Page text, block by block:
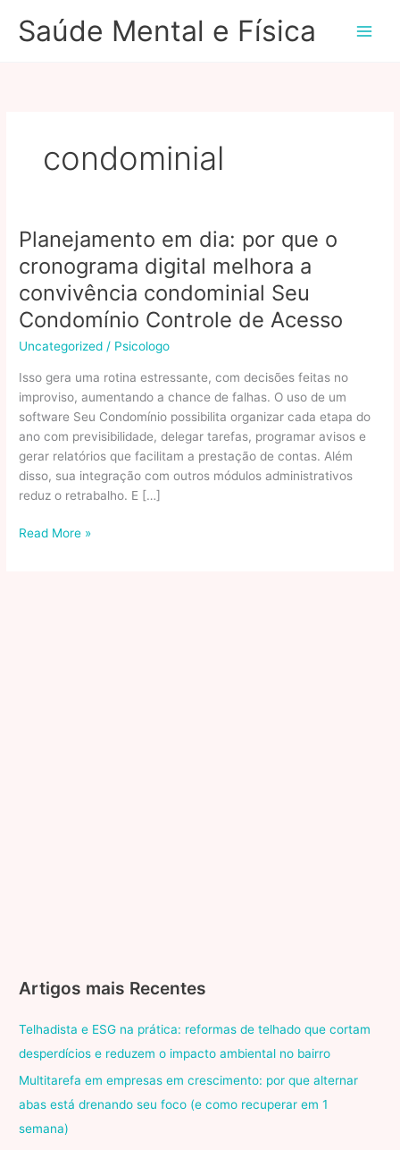
paraSaúde Mental e Física
condominial
Planejamento em dia: por que o
cronograma digital melhora a
convivência condominial Seu
Condomínio Controle de Acesso
Uncategorized / Psicologo
Isso gera uma rotina estressante, com decisões feitas no
improviso, aumentando a chance de falhas. O uso de um
software Seu Condomínio possibilita organizar cada etapa do
ano com previsibilidade, delegar tarefas, programar avisos e
gerar relatórios que facilitam a prestação de contas. Além
disso, sua integração com outros módulos administrativos
reduz o retrabalho. E […]
Planejamento
Read More »
Artigos mais Recentes
Telhadista e ESG na prática: reformas de telhado que cortam
desperdícios e reduzem o impacto ambiental no bairro
Multitarefa em empresas em crescimento: por que alternar
abas está drenando seu foco (e como recuperar em 1
semana)